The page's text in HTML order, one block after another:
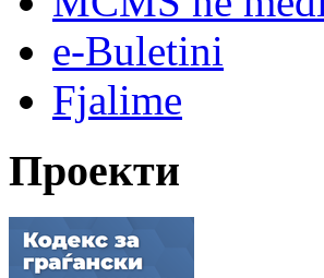
e-Buletini
Fjalime
Проекти